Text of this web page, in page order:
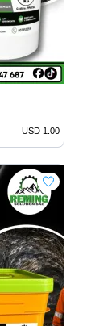
USD 1.00